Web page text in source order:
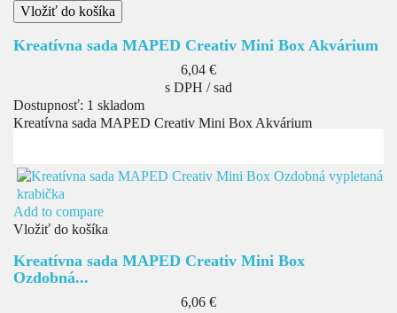
Vložiť do košíka
Kreatívna sada MAPED Creativ Mini Box Akvárium
Cena
6,04 €
s DPH / sad
Dostupnosť: 1 skladom
Kreatívna sada MAPED Creativ Mini Box Akvárium
Add to compare
Vložiť do košíka
Kreatívna sada MAPED Creativ Mini Box
Ozdobná...
Cena
6,06 €